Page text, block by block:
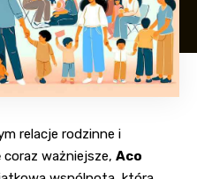
relacje rodzinne i
ważniejsze, Aco